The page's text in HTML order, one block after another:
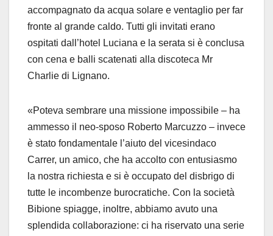
accompagnato da acqua solare e ventaglio per far
fronte al grande caldo. Tutti gli invitati erano
ospitati dall’hotel Luciana e la serata si è conclusa
con cena e balli scatenati alla discoteca Mr
Charlie di Lignano.
«Poteva sembrare una missione impossibile – ha
ammesso il neo-sposo Roberto Marcuzzo – invece
è stato fondamentale l’aiuto del vicesindaco
Carrer, un amico, che ha accolto con entusiasmo
la nostra richiesta e si è occupato del disbrigo di
tutte le incombenze burocratiche. Con la società
Bibione spiagge, inoltre, abbiamo avuto una
splendida collaborazione: ci ha riservato una serie